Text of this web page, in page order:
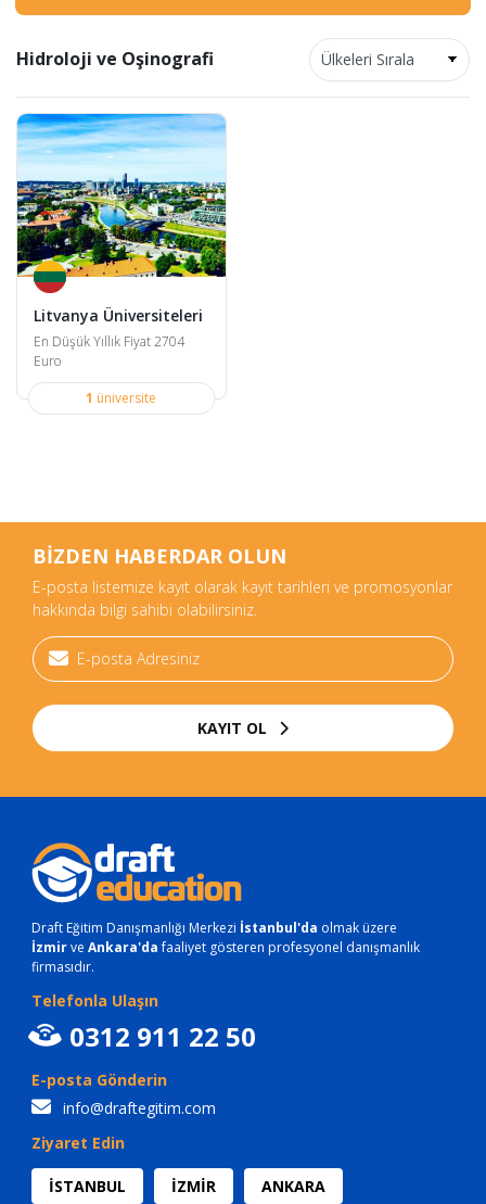
Hidroloji ve Oşinografi
Litvanya Üniversiteleri
En Düşük Yıllık Fiyat 2704
Euro
1 üniversite
BİZDEN HABERDAR OLUN
E-posta listemize kayıt olarak kayıt tarihleri ve promosyonlar
hakkında bilgi sahibi olabilirsiniz.
KAYIT OL
Draft Eğitim Danışmanlığı Merkezi İstanbul'da olmak üzere
İzmirve Ankara'dafaaliyet gösteren profesyonel danışmanlık
firmasıdır.
Telefonla Ulaşın
0312 911 22 50
E-posta Gönderin
info@draftegitim.com
Ziyaret Edin
İSTANBUL İZMİR ANKARA